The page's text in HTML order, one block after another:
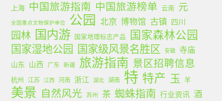
上海 中国旅游指南 中国旅游榜单 云南 元
全国重点文物保护单位 公园 北京 博物馆 古镇 四川
园林 国内游 国家地理标志产品 国家森林公园
国家湿地公园 国家级风景名胜区 安徽 寺庙
山东 山西 广东 新疆 旅游指南 景区招聘信息
杭州 江苏 江西 河南 浙江 湖北 湖南 特 特产 玉 羊
美景 自然风光 苏州 茶 蜘蛛指南 行业资讯 酒